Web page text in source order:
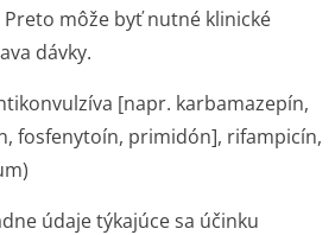
môže byť nutné klinické
dávky.
[napr. karbamazepín,
fosfenytoín, primidón], rifampicín,
údaje týkajúce sa účinku